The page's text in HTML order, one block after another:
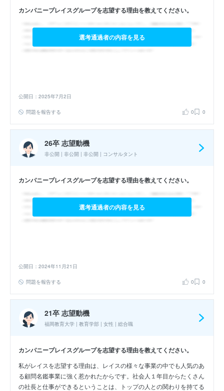
カンパニープレイスグループを志望する理由を教えてください。
選考通過者の内容を見る
公開日：2025年7月2日
問題を報告する 0 0
26卒 志望動機
非公開 | 非公開 | 非公開 | コンサルタント
カンパニープレイスグループを志望する理由を教えてください。
選考通過者の内容を見る
公開日：2024年11月21日
問題を報告する 0 0
21卒 志望動機
福岡教育大学 | 教育学部 | 女性 | 総合職
カンパニープレイスグループを志望する理由を教えてください。
私がレイスを志望する理由は、レイスの様々な事業の中でも人気のあ
る顧問名鑑事業に強く惹かれたからです。社会人１年目からたくさん
の社長と仕事ができるということは、トップの人との関わりを持てる